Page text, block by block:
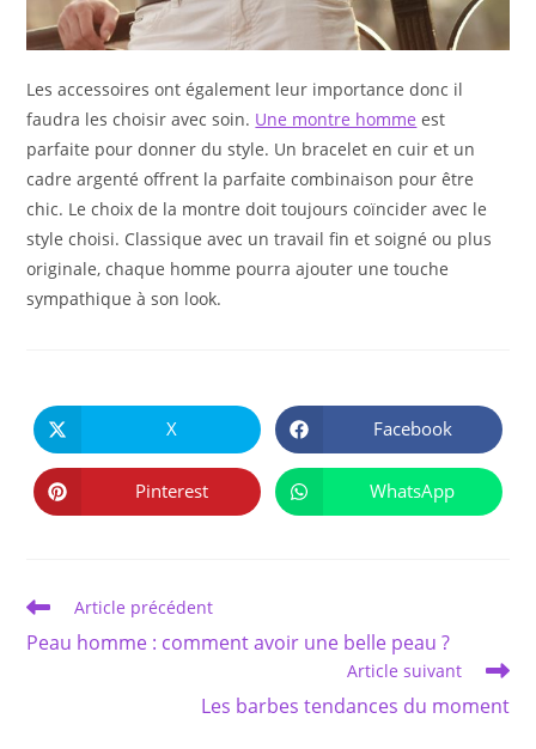
Les accessoires ont également leur importance donc il
faudra les choisir avec soin. Une montre homme est
parfaite pour donner du style. Un bracelet en cuir et un
cadre argenté offrent la parfaite combinaison pour être
chic. Le choix de la montre doit toujours coïncider avec le
style choisi. Classique avec un travail fin et soigné ou plus
originale, chaque homme pourra ajouter une touche
sympathique à son look.
CE
CONTENU
Ouvrir
dans
une
autre
fenêtre
X Ouvrir
dans
une
autre
fenêtre
Facebook
Ouvrir
dans
Pinterest Ouvrir
dans
WhatsApp
Read
articles
Article précédent
Peau homme : comment avoir une belle peau ?
Article suivant
Les barbes tendances du moment